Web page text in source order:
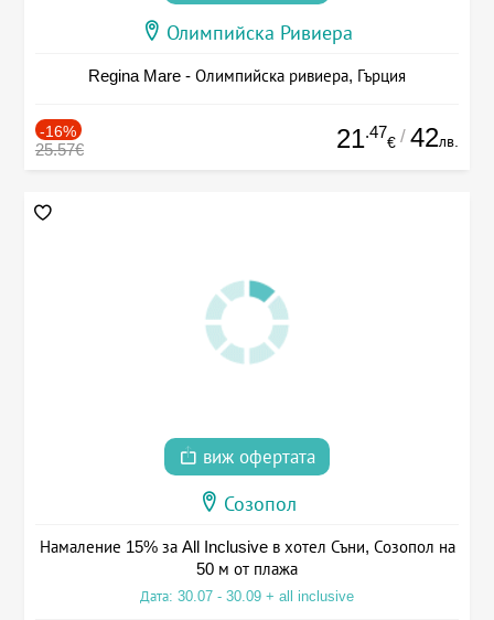
Олимпийска Ривиера
Regina Mare - Олимпийска ривиера, Гърция
-16%
25.57€ 21.47
€ / 42лв.
виж офертата
Созопол
Намаление 15% за All Inclusive в хотел Съни, Созопол на
50 м от плажа
Дата: 30.07 - 30.09 + all inclusive